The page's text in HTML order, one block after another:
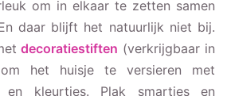
om in elkaar te zetten samen
daar blijft het natuurlijk niet bij.
decoratiestiften (verkrijgbaar in
het huisje te versieren met
en kleurtjes. Plak smarties en